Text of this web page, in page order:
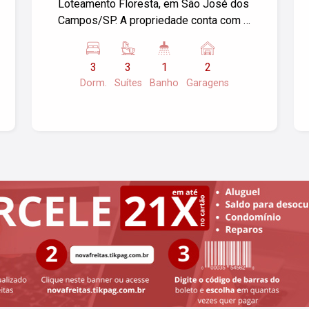
Loteamento Floresta, em São José dos
Campos/SP. A propriedade conta com 3
amplo espaço para a sua família. A área
construída é de 224,00 m² e o terreno
possui 250,00 m². Se você está em
entre em contato.
3
Dorm.
3
Suítes
1
Banho
2
Garagens